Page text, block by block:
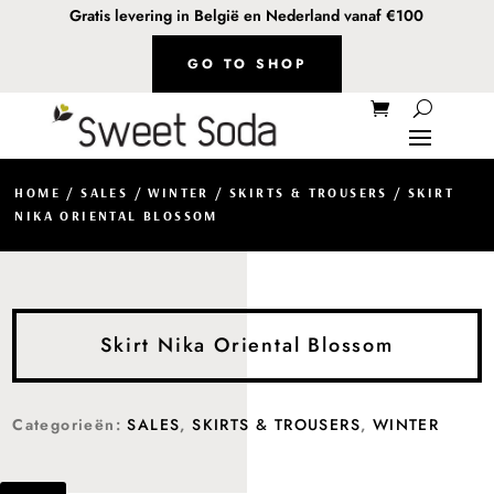
Gratis levering in België en Nederland vanaf €100
GO TO SHOP
HOME /SALES /WINTER /SKIRTS & TROUSERS / SKIRT
NIKA ORIENTAL BLOSSOM
Skirt Nika Oriental Blossom
Categorieën:SALES,SKIRTS & TROUSERS, WINTER